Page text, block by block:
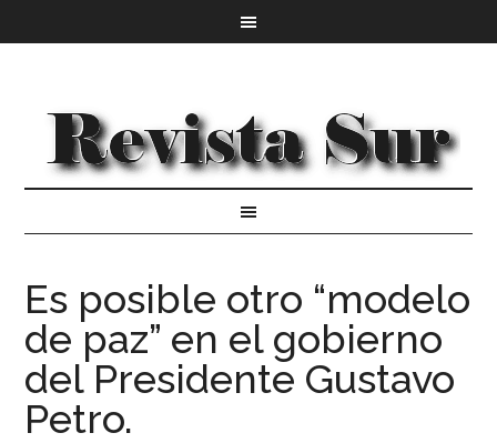
Es posible otro “modelo
de paz” en el gobierno
del Presidente Gustavo
Petro.